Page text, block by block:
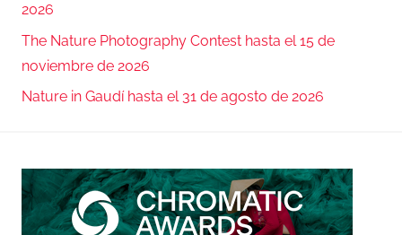
2026
The Nature Photography Contest hasta el 15 de
noviembre de 2026
Nature in Gaudí hasta el 31 de agosto de 2026